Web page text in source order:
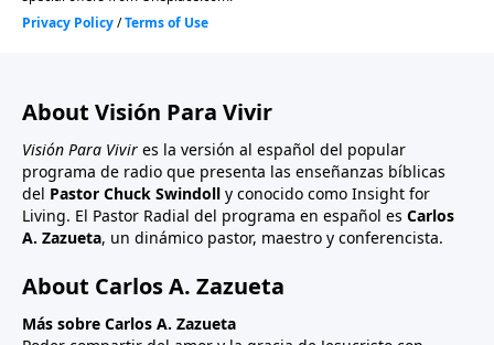
About Visión Para Vivir
Visión Para Vivir es la versión al español del popular
programa de radio que presenta las enseñanzas bíblicas
del Pastor Chuck Swindoll y conocido como Insight for
Living. El Pastor Radial del programa en español es Carlos
A. Zazueta, un dinámico pastor, maestro y conferencista.
About Carlos A. Zazueta
Más sobre Carlos A. Zazueta